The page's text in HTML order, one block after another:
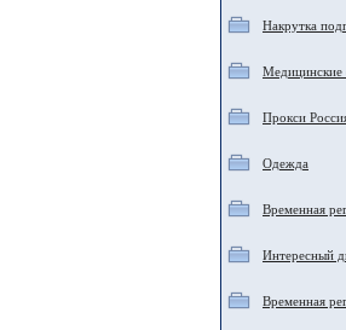
Накрутка
Медицинские
Прокси
Одежда
Временная
Интересный
Временная